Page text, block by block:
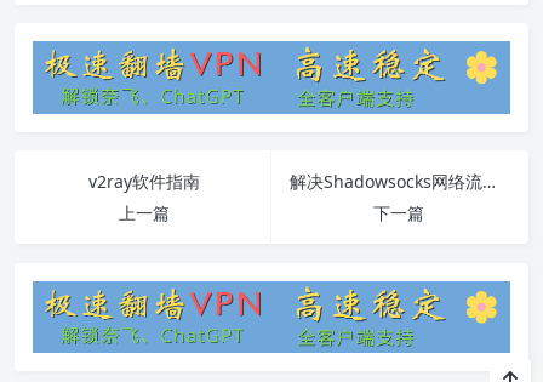
v2ray软件指南
上一篇
解决Shadowsocks网络流量无法接收的问题
下一篇